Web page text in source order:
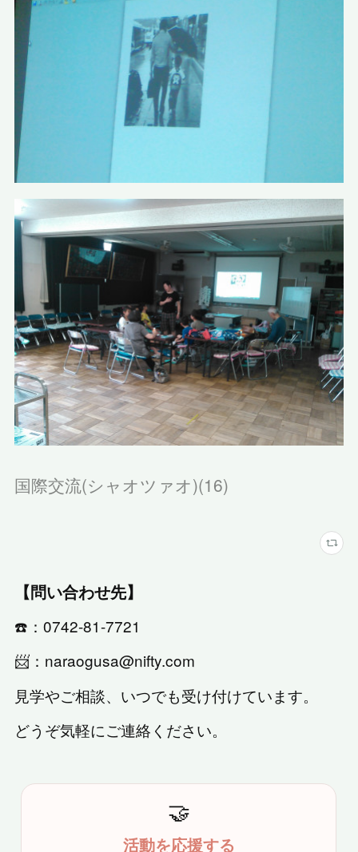
国際交流(シャオツァオ)(16)
【問い合わせ先】
☎️：0742-81-7721
📨：naraogusa@nifty.com
見学やご相談、いつでも受け付けています。
どうぞ気軽にご連絡ください。